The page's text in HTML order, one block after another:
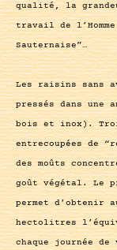
qualité, la
travail de
Sauternaise”…
Les raisins sans
pressés dans une
bois et inox).
entrecoupées de
des moûts
goût végétal. Le
permet d’obtenir
hectolitres
chaque journée de